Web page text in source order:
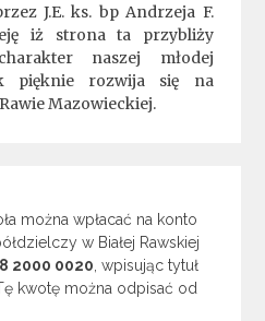
J.E. ks. bp Andrzeja F.
iż strona ta przybliży
naszej młodej
pięknie rozwija się na
Mazowieckiej.
można wpłacać na konto
w Białej Rawskiej
2000 0020 , wpisując tytuł
kwotę można odpisać od